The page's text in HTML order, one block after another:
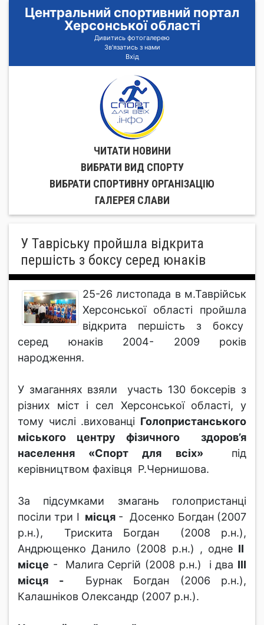
Центральний спортивний портал
Херсонської області
Дивитись фотогалерею
Зв'язатись з нами
Вхід
ЧИТАТИ НОВИНИ
ВИБРАТИ ВИД СПОРТУ
ВИБРАТИ СПОРТИВНУ ОРГАНIЗАЦIЮ
ГАЛЕРЕЯ СЛАВИ
У Тавріську пройшла відкрита
першість з боксу серед юнаків
25-26 листопада в м.Таврійськ
Херсонської області пройшла
відкрита першість з боксу
серед юнаків 2004- 2009 років
народження.
У змаганнях взяли участь 130 боксерів з
різних міст і сел Херсонської області, у
тому числі .вихованці Голопристанського
міського центру фізичного здоров’я
населення «Спорт для всіх»під
керівництвом фахівця Р.Чернишова.
За підсумками змагань голопристанці
посіли три І місця- Досенко Богдан (2007
р.н.), Трискита Богдан (2008 р.н.),
Андрющенко Данило (2008 р.н.) , одне ІІ
місце - Малига Сергій (2008 р.н.) і два ІІІ
місця -Бурнак Богдан (2006 р.н.),
Калашніков Олександр (2007 р.н.).